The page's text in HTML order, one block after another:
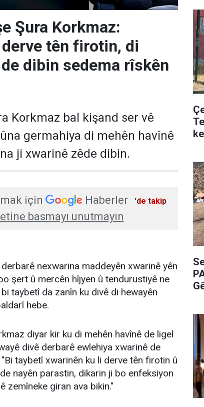
Şura Korkmaz:
tên firotin, di
dibin sedema rîskên
Korkmaz bal kişand ser vê
germahiya di mehên havînê
ji xwarinê zêde dibin.
için Haberler
'de takip
basmayı unutmayın
nexwarina maddeyên xwarinê yên
şert û mercên hîjyen û tendurustiyê ne
taybetî da zanîn ku divê di hewayên
hebe.
diyar kir ku di mehên havînê de ligel
divê derbarê ewlehiya xwarinê de
taybetî xwarinên ku li derve tên firotin û
nayên parastin, dikarin ji bo enfeksiyon
zemîneke giran ava bikin."